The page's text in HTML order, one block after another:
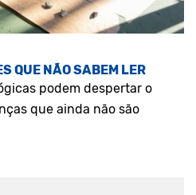
QUE NÃO SABEM LER
podem despertar o
que ainda não são